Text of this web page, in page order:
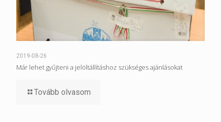
2019-08-26
Már lehet gyűjteni a jelöltállításhoz szükséges ajánlásokat
Tovább olvasom